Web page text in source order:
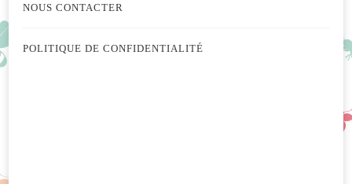
NOUS CONTACTER
POLITIQUE DE CONFIDENTIALITÉ